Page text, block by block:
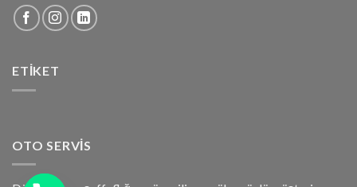
ETIKET
OTO SERVIS